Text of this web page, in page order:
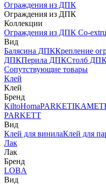
Ограждения из ДПК
Ограждения из ДПК
Коллекции
Ограждения из ДПК Co-
Вид
Балясина ДПККрепление
ДПКПерила ДПКСтолб
Сопутствующие товары
Клей
Клей
Бренд
KiltoHomaPARKETIKA
PARKETT
Вид
Клей для винилаКлей для
Лак
Лак
Бренд
LOBA
Вид